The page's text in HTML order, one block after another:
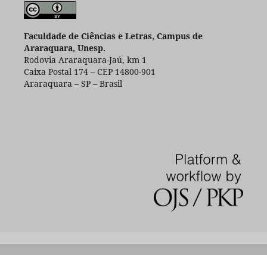
Faculdade de Ciências e Letras, Campus de
Araraquara, Unesp.
Rodovia Araraquara-Jaú, km 1
Caixa Postal 174 – CEP 14800-901
Araraquara – SP – Brasil